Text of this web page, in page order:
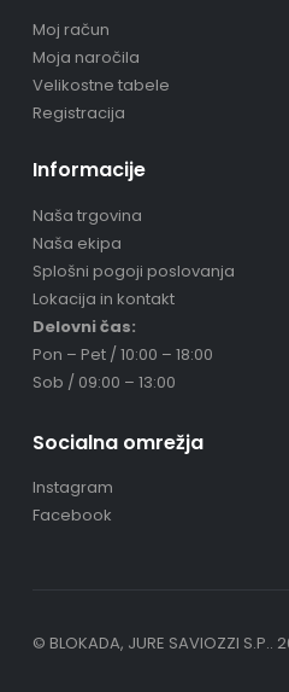
Moj račun
Moja naročila
Velikostne tabele
Registracija
Informacije
Naša trgovina
Naša ekipa
Splošni pogoji poslovanja
Lokacija in kontakt
Delovni čas:
Pon – Pet / 10:00 – 18:00
Sob / 09:00 – 13:00
Socialna omrežja
Instagram
Facebook
© BLOKADA, JURE SAVIOZZI